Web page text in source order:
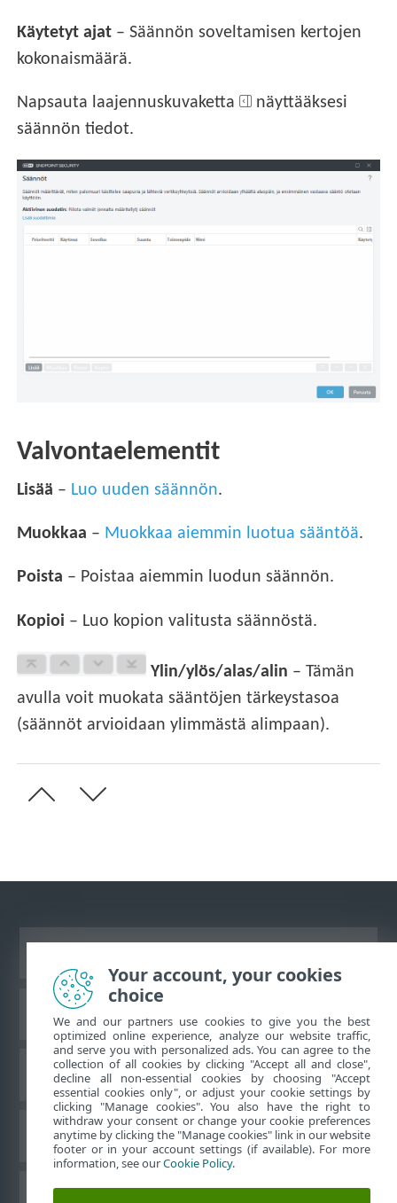
Käytetyt ajat – Säännön soveltamisen kertojen
kokonaismäärä.
Napsauta laajennuskuvaketta
näyttääksesi
säännön tiedot.
Valvontaelementit
Lisää – Luo uuden säännön.
Muokkaa – Muokkaa aiemmin luotua sääntöä.
Poista – Poistaa aiemmin luodun säännön.
Kopioi – Luo kopion valitusta säännöstä.
Ylin/ylös/alas/alin – Tämän
avulla voit muokata sääntöjen tärkeystasoa
(säännöt arvioidaan ylimmästä alimpaan).
ESET-tietämyskanta
ESET-foorumi
Alueellinen tuki
Your account, your cookies
choice
We and our partners use cookies to give you the best
optimized online experience, analyze our website traffic,
and serve you with personalized ads. You can agree to the
collection of all cookies by clicking "Accept all and close",
decline all non-essential cookies by choosing "Accept
essential cookies only", or adjust your cookie settings by
clicking "Manage cookies". You also have the right to
withdraw your consent or change your cookie preferences
anytime by clicking the "Manage cookies" link in our website
footer or in your account settings (if available). For more
information, see ourCookie Policy.